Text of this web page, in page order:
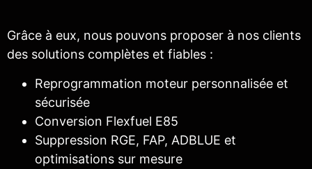
Grâce à eux, nous pouvons proposer à nos clients
des solutions complètes et fiables :
Reprogrammation moteur personnalisée et
sécurisée
Conversion Flexfuel E85
Suppression RGE, FAP, ADBLUE et
optimisations sur mesure